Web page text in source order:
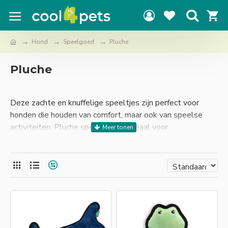
Hond Speelgoed Pluche
Pluche
Deze zachte en knuffelige speeltjes zijn perfect voor
honden die houden van comfort, maar ook van speelse
activiteiten. Pluche speelgoed is ideaal voor
tijdens interactieve speelsessies.
Onze pluche hondenspeeltjes zijn ontworpen om de
zijn voor honden die graag met hun speelgoed rondlopen
of gooien. Daarnaast zijn veel van onze pluche speeltjes